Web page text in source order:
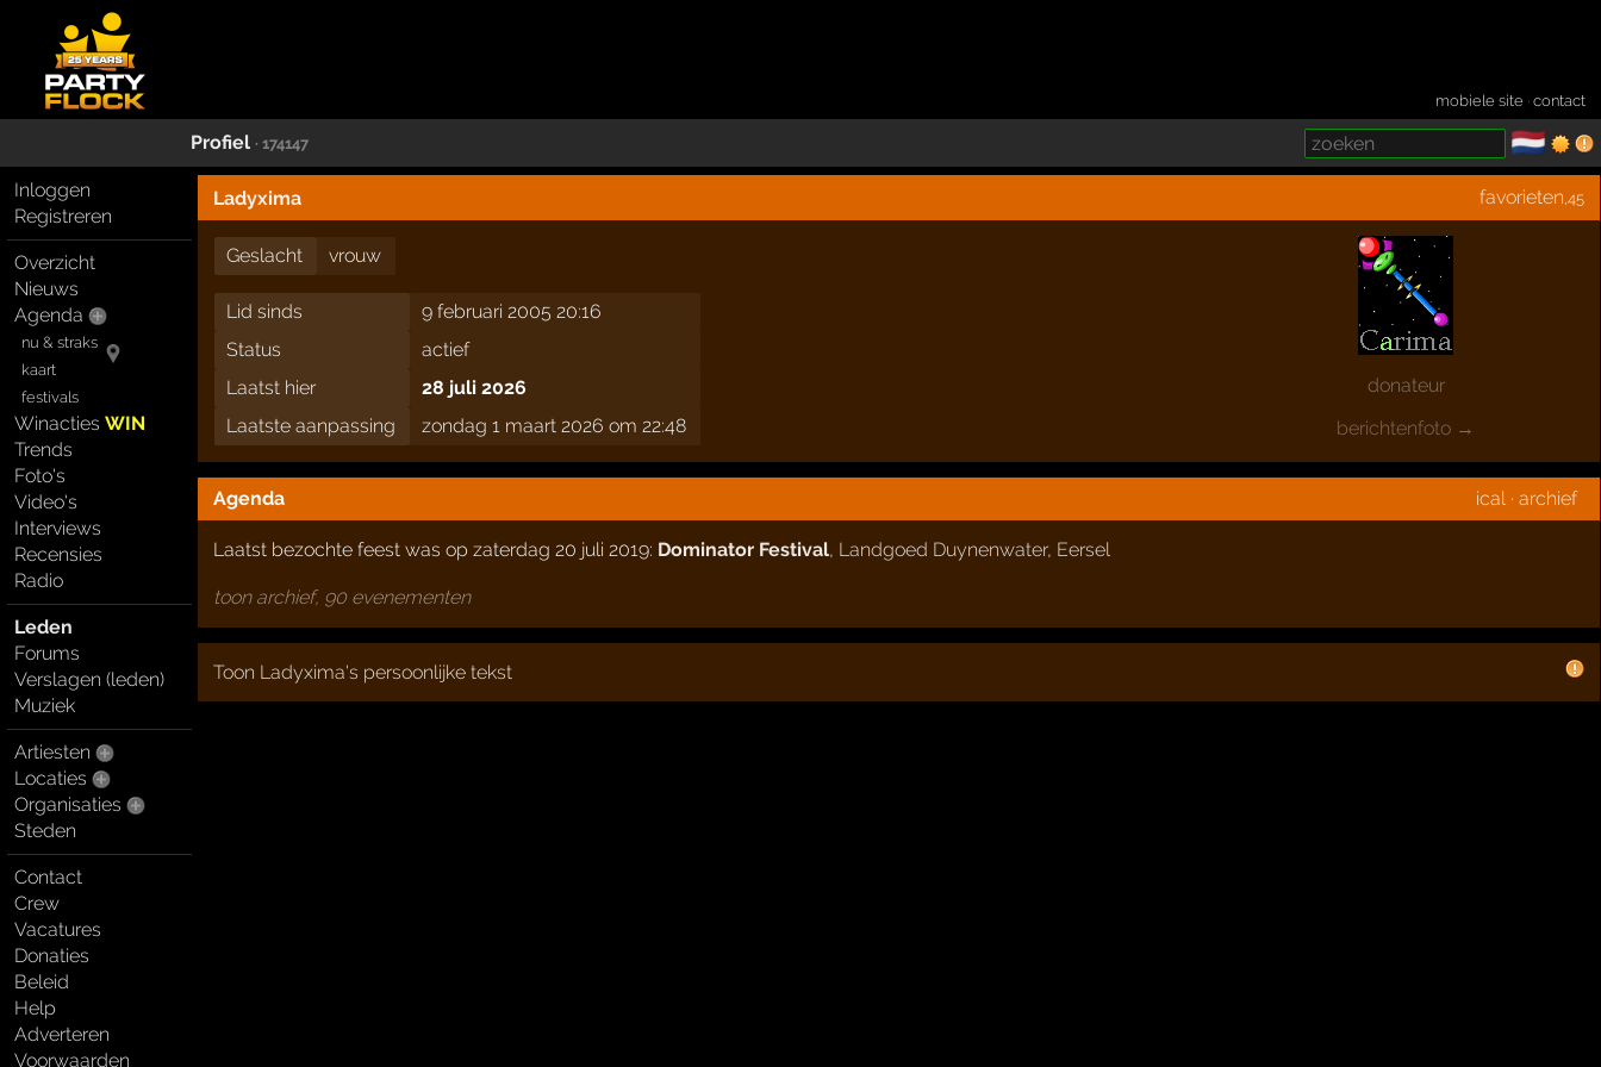
mobiele site ·contact
Profiel · 174147 🇳🇱
Inloggen
Registreren
Overzicht
Nieuws
Agenda
nu & straks
kaart
festivals
WinactiesWIN
Trends
Foto's
Video's
Interviews
Recensies
Radio
Leden
Forums
Verslagen (leden)
Muziek
Artiesten
Locaties
Organisaties
Steden
Contact
Crew
Vacatures
Donaties
Beleid
Help
Adverteren
Voorwaarden
Ladyxima favorieten ,45
donateur
berichtenfoto →
Geslacht vrouw
Lid sinds
9 februari 2005 20:16
Status
actief
Laatst hier
28 juli 2026
Laatste aanpassing
zondag 1 maart 2026 om 22:48
Agenda ical· archief
Laatst bezochte feest was op zaterdag 20 juli 2019: Dominator Festival, Landgoed Duynenwater, Eersel
toon archief, 90 evenementen
Toon Ladyxima's persoonlijke tekst